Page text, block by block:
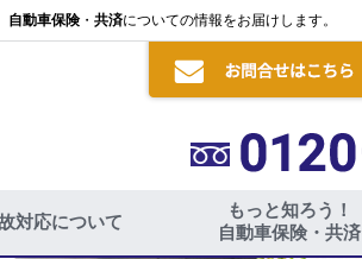
自動車保険・ 共済についての情報をお届けします。
対応について
もっと知ろう！
自動車保険・共済